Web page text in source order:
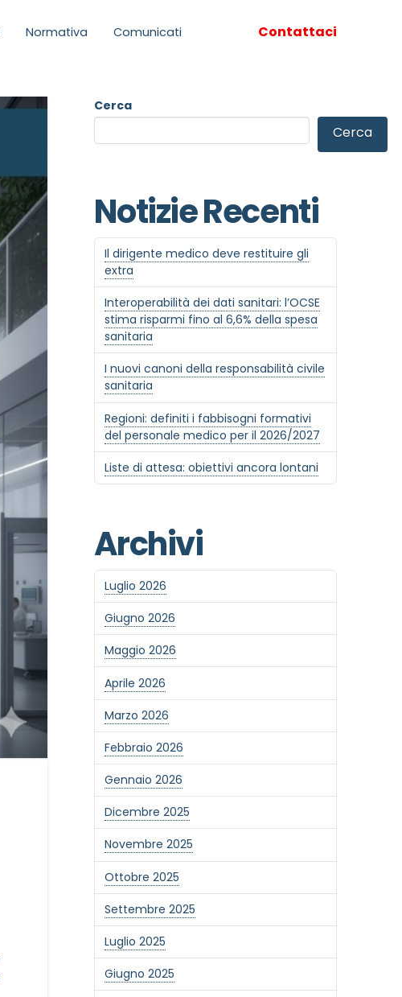
Normativa Comunicati Contattaci
Cerca
Cerca
Notizie Recenti
Il dirigente medico deve restituire gli
extra
Interoperabilità dei dati sanitari: l’OCSE
stima risparmi fino al 6,6% della spesa
sanitaria
I nuovi canoni della responsabilità civile
sanitaria
Regioni: definiti i fabbisogni formativi
del personale medico per il 2026/2027
Liste di attesa: obiettivi ancora lontani
Archivi
Luglio 2026
Giugno 2026
Maggio 2026
Aprile 2026
Marzo 2026
Febbraio 2026
Gennaio 2026
Dicembre 2025
Novembre 2025
Ottobre 2025
Settembre 2025
Luglio 2025
Giugno 2025